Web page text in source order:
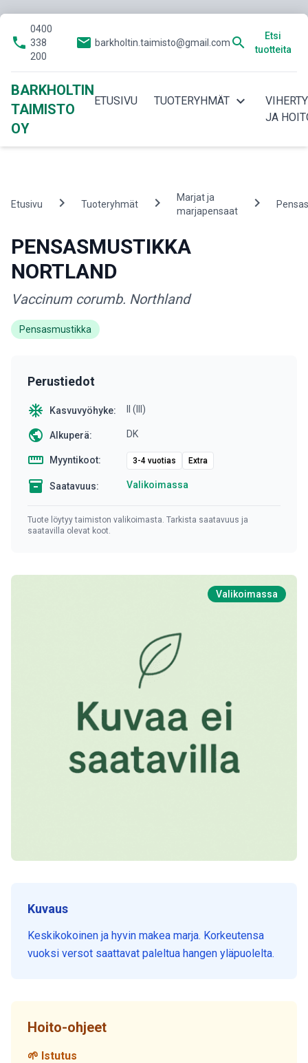
phone
0400
338
200
email barkholtin.taimisto@gmail.com search
Etsi
tuotteita
BARKHOLTIN
TAIMISTO
OY
ETUSIVU TUOTERYHMÄT expand_more
JA
Etusivu chevron_right Tuoteryhmät chevron_right
Marjat ja
marjapensaat
chevron_right
PENSASMUSTIKKA
NORTLAND
Vaccinum corumb. Northland
Pensasmustikka
Perustiedot
ac_unit Kasvuvyöhyke: II (III)
public Alkuperä: DK
straighten Myyntikoot: 3-4 vuotias Extra
inventory Saatavuus: Valikoimassa
Tuote löytyy taimiston valikoimasta. Tarkista saatavuus ja
saatavilla olevat koot.
Valikoimassa
Kuvaus
Keskikokoinen ja hyvin makea marja. Korkeutensa
vuoksi versot saattavat paleltua hangen yläpuolelta.
Hoito-ohjeet
🌱 Istutus